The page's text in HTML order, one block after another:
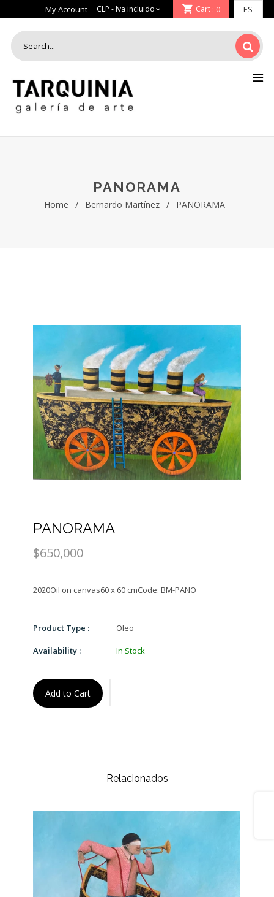
My Account Cart : 0
PANORAMA
Home / Bernardo Martínez / PANORAMA
PANORAMA
$650,000
Product Type : Oleo
Availability : In Stock
Add to Cart
Relacionados